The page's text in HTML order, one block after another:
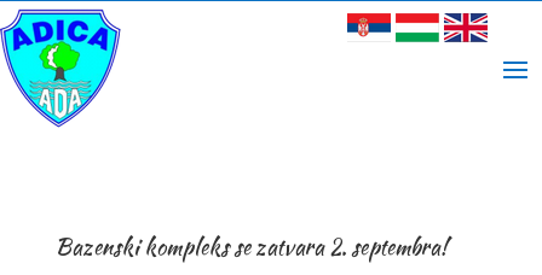
Bazenski kompleks se zatvara 2. septembra!